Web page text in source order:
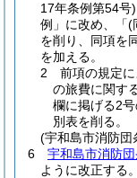
17年条例第54号)
例」に改め、「(
を削り、同項を
を加える。
2
前項の規定
の旅費に関す
欄に掲げる2号
別表を削る。
(宇和島市消防団
6
宇和島市消防団
ように改正する。